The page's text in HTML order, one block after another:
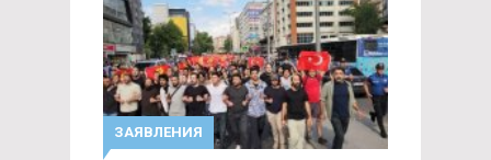
ЗАЯВЛЕНИЯ